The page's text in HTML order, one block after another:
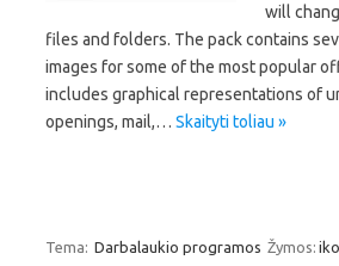
will
files and folders. The pack contains
images for some of the most popular
includes graphical representations of
openings, mail,… Skaityti toliau »
Tema: Darbalaukio programos Žymos: